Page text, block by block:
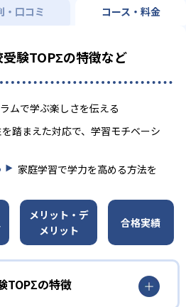
・口コミ コース・料金
験TOPΣの特徴など
ムで学ぶ楽しさを伝える
踏まえた対応で、学習モチベーシ
家庭学習で学力を高める方法を
メリット・デ
メリット
合格実績
TOPΣの特徴